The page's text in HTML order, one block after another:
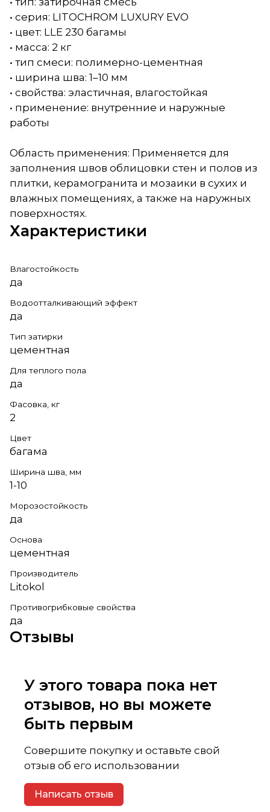
• серия: LITOCHROM LUXURY EVO
• цвет: LLE 230 багамы
• масса: 2 кг
• тип смеси: полимерно-цементная
• ширина шва: 1–10 мм
• свойства: эластичная, влагостойкая
• применение: внутренние и наружные
работы
Область применения: Применяется для
заполнения швов облицовки стен и полов из
плитки, керамогранита и мозаики в сухих и
влажных помещениях, а также на наружных
поверхностях.
Характеристики
Влагостойкость
да
Водоотталкивающий эффект
да
Тип затирки
цементная
Для теплого пола
да
Фасовка, кг
2
Цвет
багама
Ширина шва, мм
1-10
Морозостойкость
да
Основа
цементная
Производитель
Litokol
Противогрибковые свойства
да
Отзывы
У этого товара пока нет
отзывов, но вы можете
быть первым
Совершите покупку и оставьте свой
отзыв об его использовании
Написать отзыв